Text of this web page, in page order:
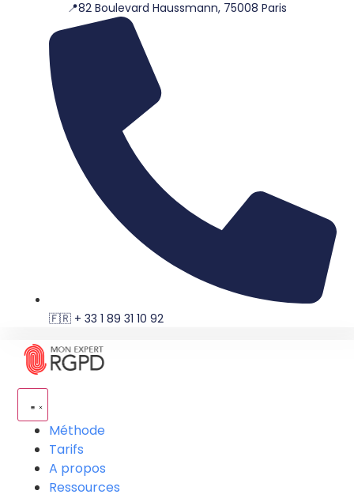
📍82 Boulevard Haussmann, 75008 Paris
🇫🇷 + 33 1 89 31 10 92
Méthode
Tarifs
A propos
Ressources